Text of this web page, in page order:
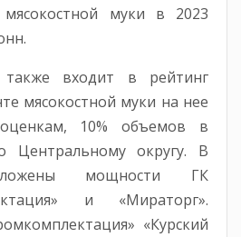
муки в 2023
также входит в рейтинг
мясокостной муки на нее
10% объемов в
Центральному округу. В
мощности ГК
и «Мираторг».
«Курский